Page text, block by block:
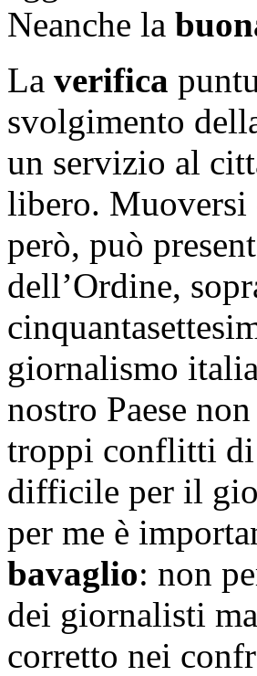
Neanche la
La verifica
svolgimento
un servizio al
libero. Muoversi
però, può
dell’Ordine,
giornalismo
nostro Paese
troppi conflitti di
difficile per il
per me è
bavaglio: non
dei giornalisti
corretto nei